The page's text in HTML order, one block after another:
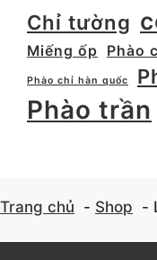
Chỉ tường
Miếng ốp
Phào
Phào chỉ hàn quốc
Phào trần
Trang chủ Shop